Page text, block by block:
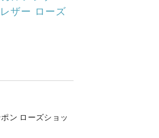
ザー ローズ
ン ローズショッ